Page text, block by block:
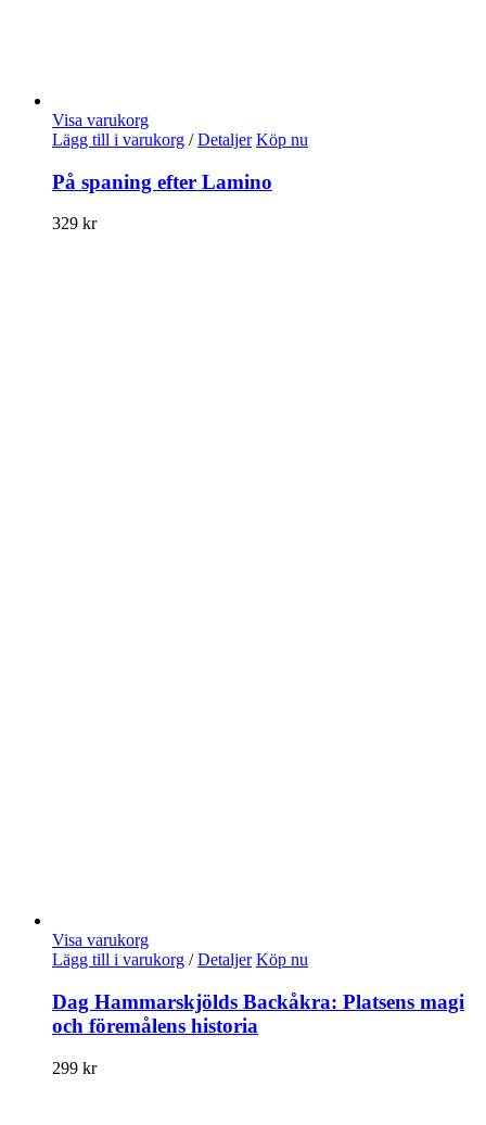
Visa varukorg
Lägg till i varukorg / Detaljer Köp nu
På spaning efter Lamino
329 kr
Visa varukorg
Lägg till i varukorg / Detaljer Köp nu
Dag Hammarskjölds Backåkra: Platsens magi
och föremålens historia
299 kr